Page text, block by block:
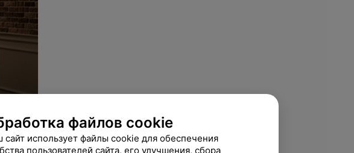
файлов cookie
сайт использует файлы cookie для обеспечения
пользователей сайта, его улучшения, сбора